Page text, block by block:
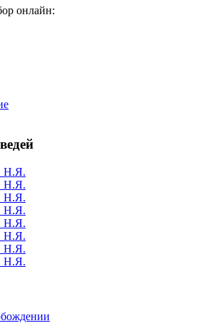
онлайн:
Н.Я.
Н.Я.
Н.Я.
Н.Я.
Н.Я.
Н.Я.
Н.Я.
Н.Я.